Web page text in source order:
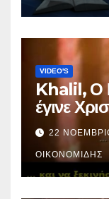
VIDEO'S
Khalil, Ο
έγινε
22
ΟΙΚΟΝΟΜΊΔΗΣ